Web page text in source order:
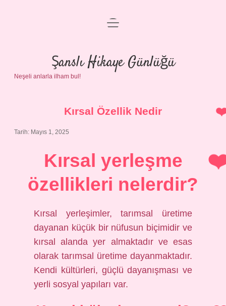
Anasayfa
Gizlilik Politikası
menüyü
Şanslı Hikaye Günlüğü
Neşeli anlarla ilham bul!
Kırsal Özellik Nedir
Tarih: Mayıs 1, 2025
Kırsal yerleşme
özellikleri nelerdir?
Kırsal yerleşimler, tarımsal üretime
dayanan küçük bir nüfusun biçimidir ve
kırsal alanda yer almaktadır ve esas
olarak tarımsal üretime dayanmaktadır.
Kendi kültürleri, güçlü dayanışması ve
yerli sosyal yapıları var.